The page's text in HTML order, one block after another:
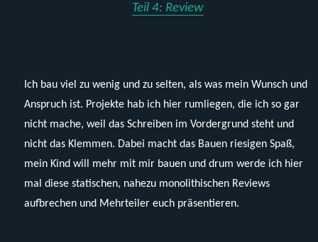
Teil 4: Review
Ich bau viel zu wenig und zu selten, als was mein Wunsch und
Anspruch ist. Projekte hab ich hier rumliegen, die ich so gar
nicht mache, weil das Schreiben im Vordergrund steht und
nicht das Klemmen. Dabei macht das Bauen riesigen Spaß,
mein Kind will mehr mit mir bauen und drum werde ich hier
mal diese statischen, nahezu monolithischen Reviews
aufbrechen und Mehrteiler euch präsentieren.